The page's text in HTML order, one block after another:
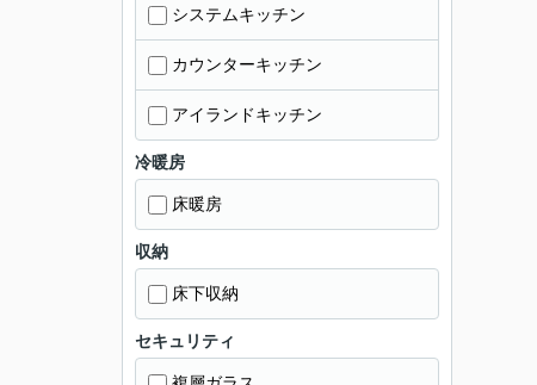
システムキッチン
カウンターキッチン
アイランドキッチン
冷暖房
床暖房
収納
床下収納
セキュリティ